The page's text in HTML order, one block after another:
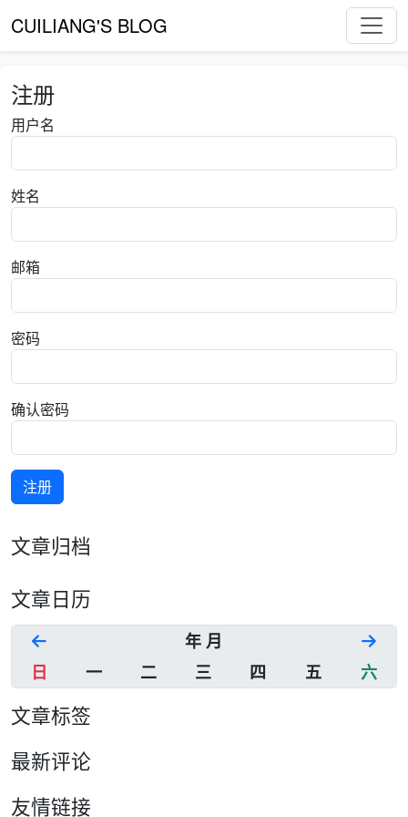
CUILIANG'S BLOG
注册
用户名
姓名
邮箱
密码
确认密码
注册
文章归档
文章日历
年 月
日
一 二 三 四 五 六
文章标签
最新评论
友情链接